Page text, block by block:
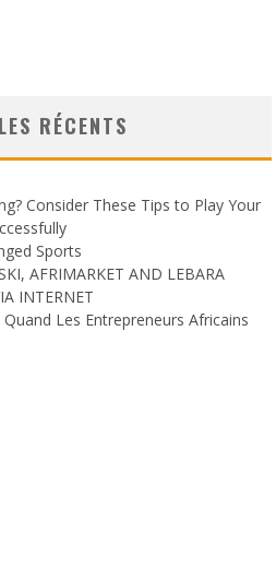
RÉCENTS
Consider These Tips to Play Your
Sports
AFRIMARKET AND LEBARA
INTERNET
Les Entrepreneurs Africains